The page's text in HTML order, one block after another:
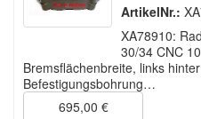
ArtikelNr.:
XA78910:
30/34 CNC
Bremsflächenbreite, links
Befestigungsbohrung…
695,00 €